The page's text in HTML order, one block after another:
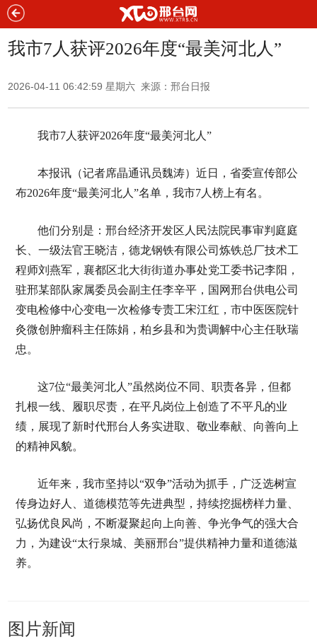
我市7人获评2026年度“最美河北人”
2026-04-11 06:42:59 星期六 来源：邢台日报
我市7人获评2026年度“最美河北人”
本报讯（记者席晶通讯员魏涛）近日，省委宣传部公
布2026年度“最美河北人”名单，我市7人榜上有名。
他们分别是：邢台经济开发区人民法院民事审判庭庭
长、一级法官王晓洁，德龙钢铁有限公司炼铁总厂技术工
程师刘燕军，襄都区北大街街道办事处党工委书记李阳，
驻邢某部队家属委员会副主任李辛平，国网邢台供电公司
变电检修中心变电一次检修专责工宋江红，市中医医院针
灸微创肿瘤科主任陈娟，柏乡县和为贵调解中心主任耿瑞
忠。
这7位“最美河北人”虽然岗位不同、职责各异，但都
扎根一线、履职尽责，在平凡岗位上创造了不平凡的业
绩，展现了新时代邢台人务实进取、敬业奉献、向善向上
的精神风貌。
近年来，我市坚持以“双争”活动为抓手，广泛选树宣
传身边好人、道德模范等先进典型，持续挖掘榜样力量、
弘扬优良风尚，不断凝聚起向上向善、争光争气的强大合
力，为建设“太行泉城、美丽邢台”提供精神力量和道德滋
养。
图片新闻